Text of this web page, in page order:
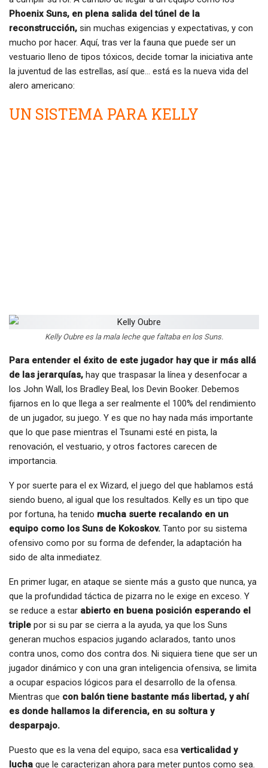
Phoenix Suns, en plena salida del túnel de la
reconstrucción, sin muchas exigencias y expectativas, y con
mucho por hacer. Aquí, tras ver la fauna que puede ser un
vestuario lleno de tipos tóxicos, decide tomar la iniciativa ante
la juventud de las estrellas, así que… está es la nueva vida del
alero americano:
UN SISTEMA PARA KELLY
Kelly Oubre es la mala leche que faltaba en los Suns.
Para entender el éxito de este jugador hay que ir más allá
de las jerarquías, hay que traspasar la línea y desenfocar a
los John Wall, los Bradley Beal, los Devin Booker. Debemos
fijarnos en lo que llega a ser realmente el 100% del rendimiento
de un jugador, su juego. Y es que no hay nada más importante
que lo que pase mientras el Tsunami esté en pista, la
renovación, el vestuario, y otros factores carecen de
importancia.
Y por suerte para el ex Wizard, el juego del que hablamos está
siendo bueno, al igual que los resultados. Kelly es un tipo que
por fortuna, ha tenido mucha suerte recalando en un
equipo como los Suns de Kokoskov. Tanto por su sistema
ofensivo como por su forma de defender, la adaptación ha
sido de alta inmediatez.
En primer lugar, en ataque se siente más a gusto que nunca, ya
que la profundidad táctica de pizarra no le exige en exceso. Y
se reduce a estar abierto en buena posición esperando el
triple por si su par se cierra a la ayuda, ya que los Suns
generan muchos espacios jugando aclarados, tanto unos
contra unos, como dos contra dos. Ni siquiera tiene que ser un
jugador dinámico y con una gran inteligencia ofensiva, se limita
a ocupar espacios lógicos para el desarrollo de la ofensa.
Mientras que con balón tiene bastante más libertad, y ahí
es donde hallamos la diferencia, en su soltura y
desparpajo.
Puesto que es la vena del equipo, saca esa verticalidad y
lucha que le caracterizan ahora para meter puntos como sea.